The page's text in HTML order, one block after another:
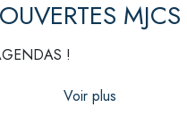
OUVERTES MJCS
!
Voir plus